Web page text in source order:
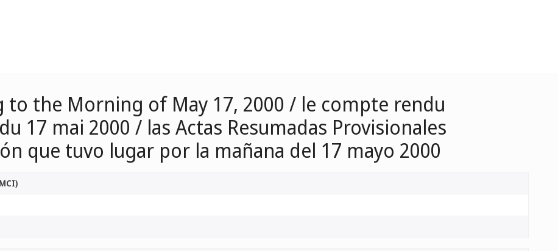
to the Morning of May 17, 2000 / le compte rendu
17 mai 2000 / las Actas Resumadas Provisionales
que tuvo lugar por la mañana del 17 mayo 2000